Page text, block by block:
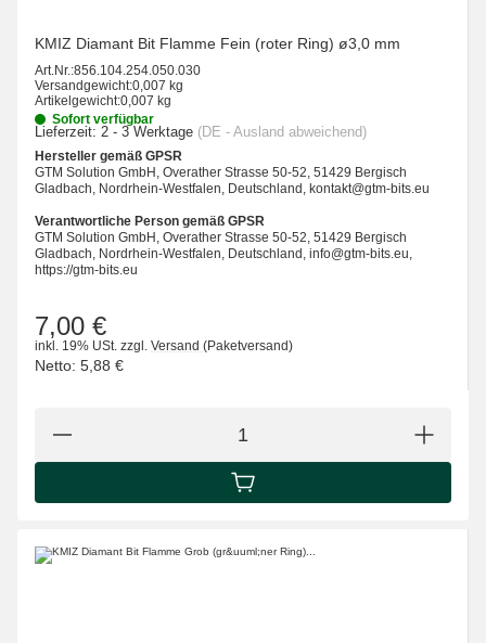
KMIZ Diamant Bit Flamme Fein (roter Ring) ø3,0 mm
Art.Nr.:856.104.254.050.030
Versandgewicht:0,007 kg
Artikelgewicht:0,007 kg
Sofort verfügbar
Lieferzeit: 2 - 3 Werktage (DE - Ausland abweichend)
Hersteller gemäß GPSR
GTM Solution GmbH, Overather Strasse 50-52, 51429 Bergisch
Gladbach, Nordrhein-Westfalen, Deutschland, kontakt@gtm-bits.eu
Verantwortliche Person gemäß GPSR
GTM Solution GmbH, Overather Strasse 50-52, 51429 Bergisch
Gladbach, Nordrhein-Westfalen, Deutschland, info@gtm-bits.eu,
https://gtm-bits.eu
7,00 €
inkl. 19% USt. zzgl. Versand (Paketversand)
Netto: 5,88 €
IN DEN WARENKORB